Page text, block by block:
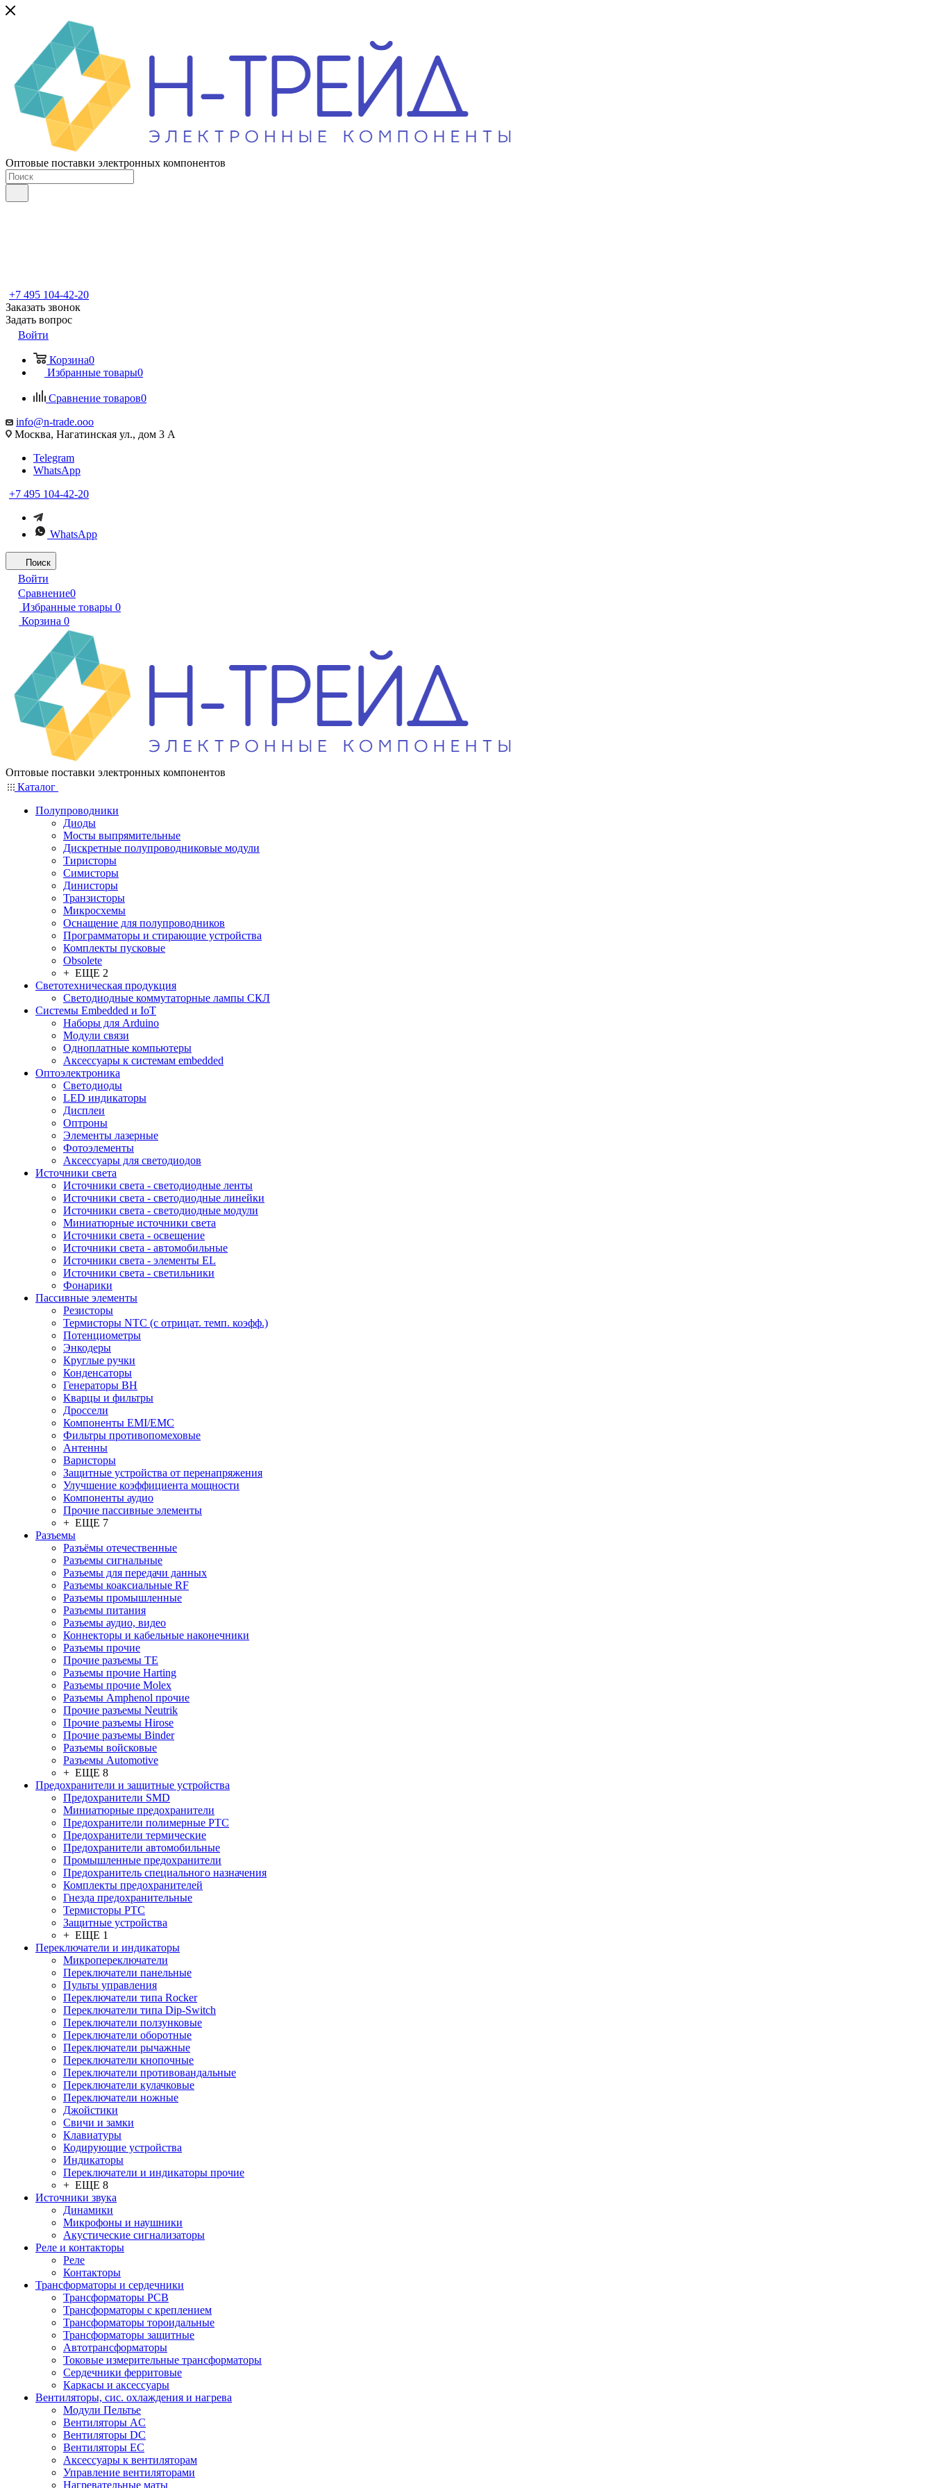
Оптовые поставки электронных компонентов
+7 495 104-42-20
Заказать звонок
Задать вопрос
Войти
Корзина0
Избранные товары0
Сравнение товаров0
info@n-trade.ooo
Москва, Нагатинская ул., дом 3 А
Telegram
WhatsApp
+7 495 104-42-20
WhatsApp
Поиск
Войти
Сравнение0
Избранные товары 0
Корзина 0
Оптовые поставки электронных компонентов
Каталог
Полупроводники
Диоды
Мосты выпрямительные
Дискретные полупроводниковые модули
Тиристоры
Симисторы
Динисторы
Транзисторы
Микросхемы
Оснащение для полупроводников
Программаторы и стирающие устройства
Комплекты пусковые
Obsolete
+ ЕЩЕ 2
Светотехническая продукция
Светодиодные коммутаторные лампы СКЛ
Системы Embedded и IoT
Наборы для Arduino
Модули связи
Одноплатные компьютеры
Аксессуары к системам embedded
Oптоэлектроника
Светодиоды
LED индикаторы
Дисплеи
Оптроны
Элементы лазерные
Фотоэлементы
Аксессуары для светодиодов
Источники света
Источники света - светодиодные ленты
Источники света - светодиодные линейки
Источники света - светодиодные модули
Миниатюрные источники света
Источники света - освещение
Источники света - автомобильные
Источники света - элементы EL
Источники света - светильники
Фонарики
Пассивные элементы
Резисторы
Термисторы NTC (с отрицат. темп. коэфф.)
Потенциометры
Энкодеры
Круглые ручки
Конденсаторы
Генераторы ВН
Кварцы и фильтры
Дроссели
Компоненты EMI/EMC
Фильтры противопомеховые
Антенны
Варисторы
Защитные устройства от перенапряжения
Улучшение коэффициента мощности
Компоненты аудио
Прочие пассивные элементы
+ ЕЩЕ 7
Разъeмы
Разъёмы отечественные
Разъeмы сигнальные
Разъeмы для передачи данных
Разъeмы коаксиальные RF
Разъeмы промышленные
Разъeмы питания
Разъeмы аудио, видео
Коннекторы и кабельные наконечники
Разъeмы прочие
Прочие разъемы TE
Разъемы прочие Harting
Разъемы прочие Molex
Разъемы Amphenol прочие
Прочие разъемы Neutrik
Прочие разъемы Hirose
Прочие разъемы Binder
Разъемы войсковые
Разъeмы Automotive
+ ЕЩЕ 8
Предохранители и защитные устройства
Предохранители SMD
Миниатюрные предохранители
Предохранители полимерные PTC
Предохранители термические
Предохранители автомобильные
Промышленные предохранители
Предохранитель специального назначения
Комплекты предохранителей
Гнезда предохранительные
Термисторы PTC
Защитные устройства
+ ЕЩЕ 1
Переключатели и индикаторы
Микропереключатели
Переключатели панельные
Пульты управления
Переключатели типа Rocker
Переключатели типа Dip-Switch
Переключатели ползунковые
Переключатели оборотные
Переключатели рычажные
Переключатели кнопочные
Переключатели противовандальные
Переключатели кулачковые
Переключатели ножные
Джойстики
Свичи и замки
Клавиатуры
Кодирующие устройства
Индикаторы
Переключатели и индикаторы прочие
+ ЕЩЕ 8
Источники звука
Динамики
Микрофоны и наушники
Акустические сигнализаторы
Реле и контакторы
Реле
Контакторы
Трансформаторы и сердечники
Трансформаторы PCB
Трансформаторы с креплением
Трансформаторы тороидальные
Трансформаторы защитные
Автотрансформаторы
Токовые измерительные трансформаторы
Сердечники ферритовые
Каркасы и аксессуары
Вентиляторы, сис. охлаждения и нагрева
Модули Пельтье
Вентиляторы AC
Вентиляторы DC
Вентиляторы EC
Аксессуары к вентиляторам
Управление вентиляторами
Нагревательные маты